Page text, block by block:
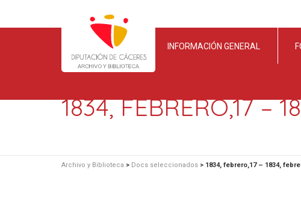
INFORMACIÓN GENERAL
1834, FEBRERO,17 –
Archivo y Biblioteca > Docs seleccionados > 1834, febrero,17 – 1834,